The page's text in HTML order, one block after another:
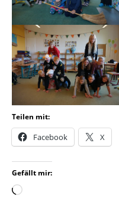
Teilen mit:
Facebook X
Gefällt mir: